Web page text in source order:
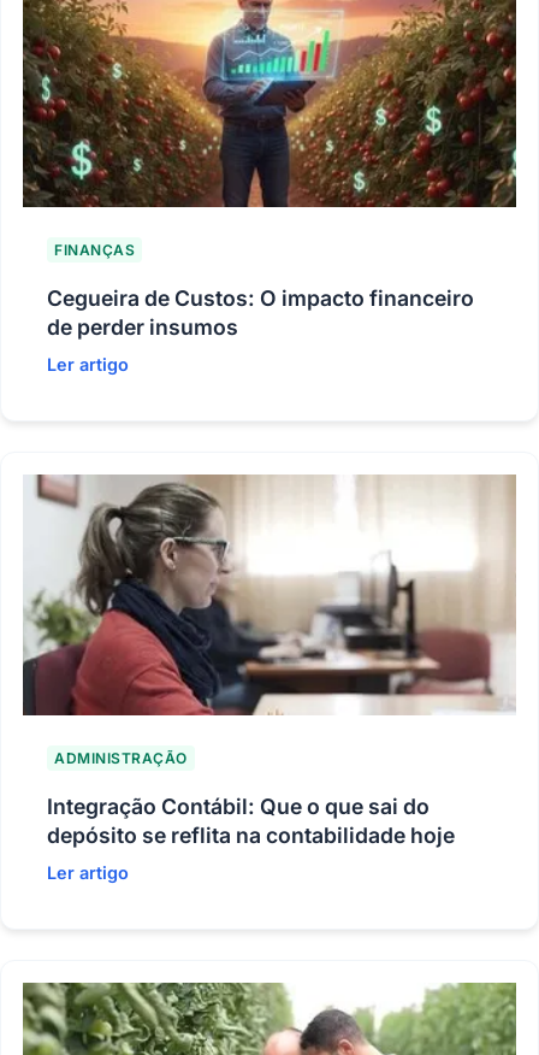
FINANÇAS
Cegueira de Custos: O impacto financeiro
de perder insumos
Ler artigo
ADMINISTRAÇÃO
Integração Contábil: Que o que sai do
depósito se reflita na contabilidade hoje
Ler artigo